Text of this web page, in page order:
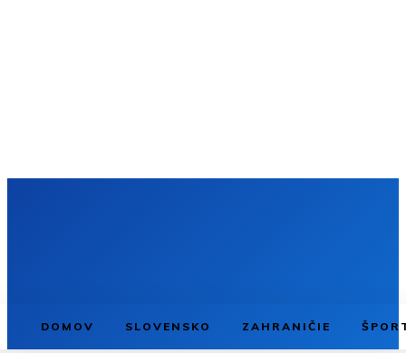
DOMOV SLOVENSKO ZAHRANIČIE